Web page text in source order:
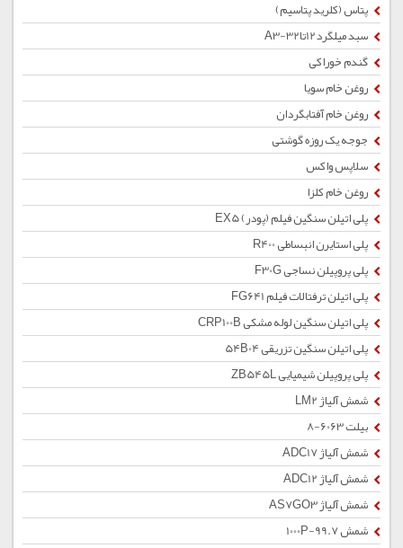
پتاس (کلرید پتاسیم)
سبد میلگرد12تا32-A3
گندم خوراکی
روغن خام سویا
روغن خام آفتابگردان
جوجه یک روزه گوشتی
سلاپس واکس
روغن خام کلزا
پلی اتیلن سنگین فیلم (پودر) EX5
پلی استایرن انبساطی R400
پلی پروپیلن نساجی F30G
پلی اتیلن ترفتالات فیلم FG641
پلی اتیلن سنگین لوله مشکی CRP100B
پلی اتیلن سنگین تزریقی 54B04
پلی پروپیلن شیمیایی ZB545L
شمش آلیاژ LM2
بیلت 6063-8
شمش آلیاژ ADC17
شمش آلیاژ ADC12
شمش آلیاژ AS7GO3
شمش 1000P-99.7